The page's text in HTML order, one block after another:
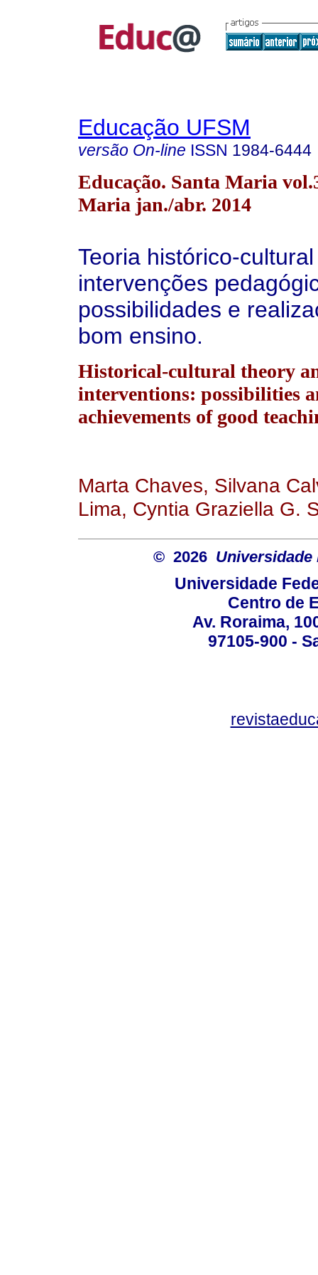
Educação UFSM
versão On-line ISSN 1984-6444
Educação. Santa Maria
Maria jan./abr. 2014
Teoria histórico-
intervenções
possibilidades e
bom ensino.
Historical-cultural theory
interventions: possibilities
achievements of good
Marta Chaves, Silvana
Lima, Cyntia Graziella G.
© 2026 Universidade
Universidade
Centro de
Av. Roraima,
97105-900 -